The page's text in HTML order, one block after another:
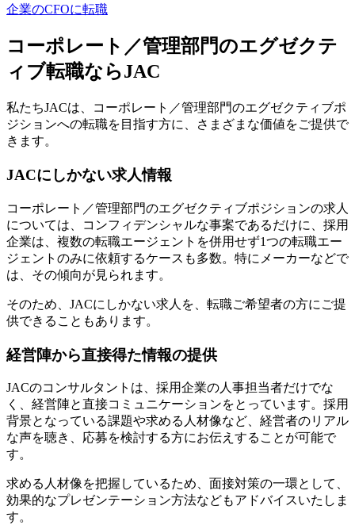
企業のCFOに転職
コーポレート／管理部門のエグゼクテ
ィブ転職ならJAC
私たちJACは、コーポレート／管理部門のエグゼクティブポ
ジションへの転職を目指す方に、さまざまな価値をご提供で
きます。
JACにしかない求人情報
コーポレート／管理部門のエグゼクティブポジションの求人
については、コンフィデンシャルな事案であるだけに、採用
企業は、複数の転職エージェントを併用せず1つの転職エー
ジェントのみに依頼するケースも多数。特にメーカーなどで
は、その傾向が見られます。
そのため、JACにしかない求人を、転職ご希望者の方にご提
供できることもあります。
経営陣から直接得た情報の提供
JACのコンサルタントは、採用企業の人事担当者だけでな
く、経営陣と直接コミュニケーションをとっています。採用
背景となっている課題や求める人材像など、経営者のリアル
な声を聴き、応募を検討する方にお伝えすることが可能で
す。
求める人材像を把握しているため、面接対策の一環として、
効果的なプレゼンテーション方法などもアドバイスいたしま
す。